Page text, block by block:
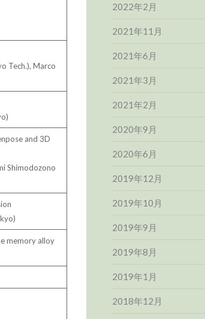
Tech.), Marco
and 3D
Shimodozono
memory alloy
2022年2月
2021年11月
2021年6月
2021年3月
2021年2月
2020年9月
2020年6月
2019年12月
2019年10月
2019年9月
2019年8月
2019年1月
2018年12月